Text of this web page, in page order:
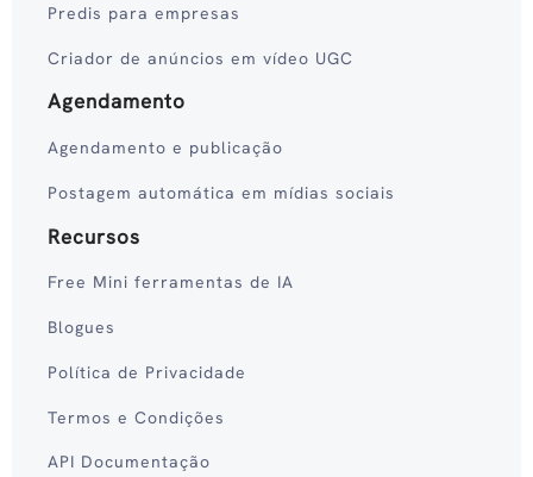
Predis para empresas
Criador de anúncios em vídeo UGC
Agendamento
Agendamento e publicação
Postagem automática em mídias sociais
Recursos
Free Mini ferramentas de IA
Blogues
Política de Privacidade
Termos e Condições
API Documentação